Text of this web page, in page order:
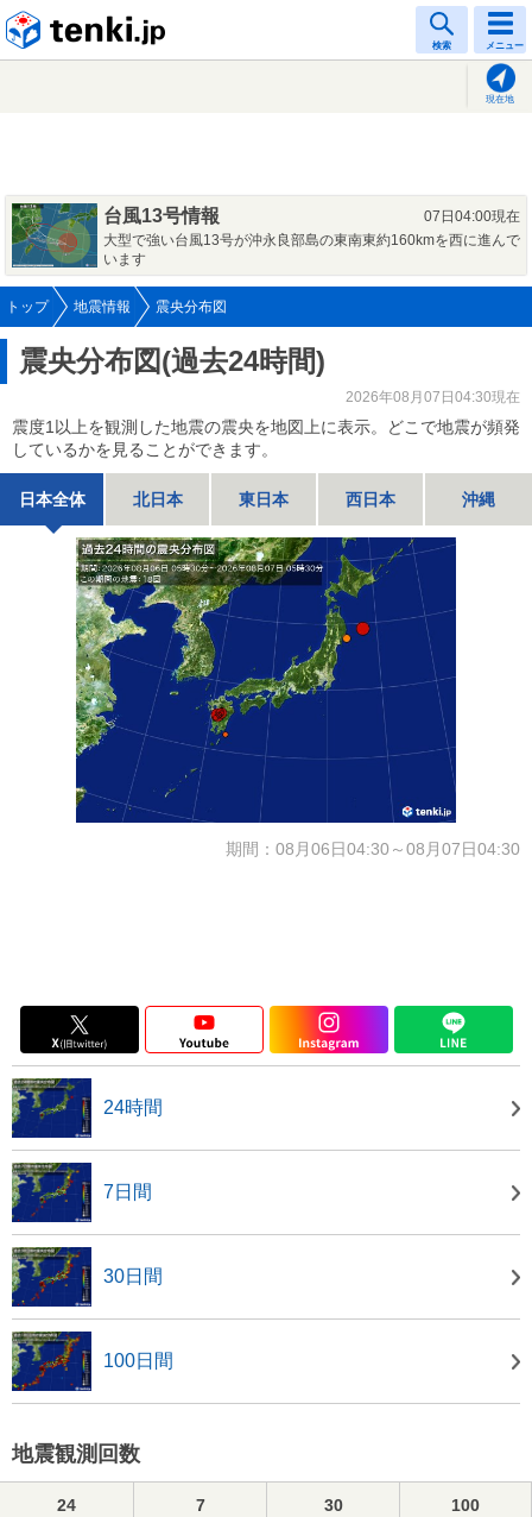
検索 メニュー
現在地
台風13号情報
07日04:00現在
大型で強い台風13号が沖永良部島の東南東約160kmを西に進んで
います
トップ 地震情報 震央分布図
震央分布図(過去24時間)
2026年08月07日04:30現在
震度1以上を観測した地震の震央を地図上に表示。どこで地震が頻発
しているかを見ることができます。
日本全体 北日本 東日本 西日本 沖縄
期間：08月06日04:30～08月07日04:30
24時間
7日間
30日間
100日間
地震観測回数
24
7
30
100